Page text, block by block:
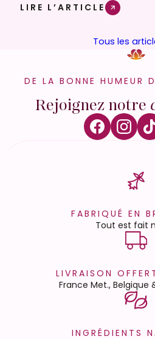
LIRE L’ARTICLE
Tous les
DE LA BONNE HUMEUR
Rejoignez notre
FABRIQUÉ EN
Tout est fait
LIVRAISON
France Met., Belgique
INGRÉDIENTS